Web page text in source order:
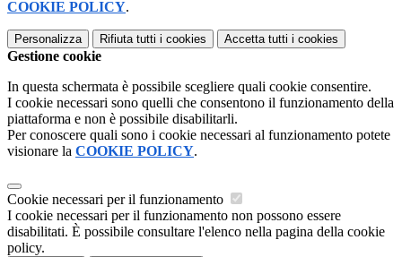
COOKIE POLICY.
Personalizza Rifiuta tutti i cookies Accetta tutti i cookies
Gestione cookie
In questa schermata è possibile scegliere quali cookie consentire.
I cookie necessari sono quelli che consentono il funzionamento della
piattaforma e non è possibile disabilitarli.
Per conoscere quali sono i cookie necessari al funzionamento potete
visionare la COOKIE POLICY.
Cookie necessari per il funzionamento
I cookie necessari per il funzionamento non possono essere
disabilitati. È possibile consultare l'elenco nella pagina della cookie
policy.